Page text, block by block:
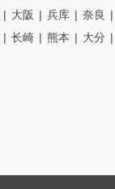
大阪 兵库 奈良
长崎 熊本 大分